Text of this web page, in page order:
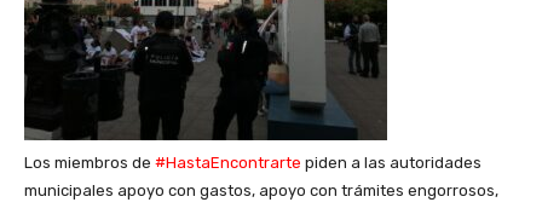
Los miembros de #HastaEncontrarte piden a las autoridades
municipales apoyo con gastos, apoyo con trámites engorrosos,